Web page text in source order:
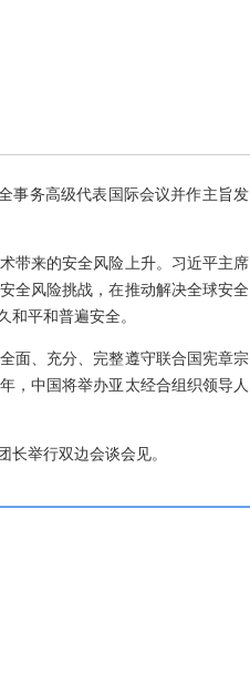
事务高级代表国际会议并作主旨发
带来的安全风险上升。习近平主席
全风险挑战，在推动解决全球安全
平和普遍安全。
面、充分、完整遵守联合国宪章宗
，中国将举办亚太经合组织领导人
举行双边会谈会见。